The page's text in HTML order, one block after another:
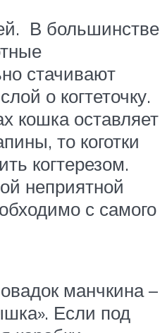
В большинстве
стачивают
о когтеточку.
кошка оставляет
то коготки
когтерезом.
неприятной
с самого
манчкина –
Если под